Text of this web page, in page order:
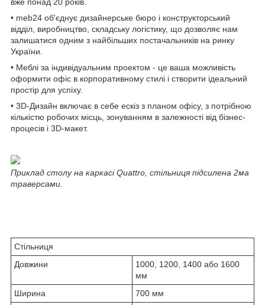
• meb24 об'єднує дизайнерське бюро і конструкторський
відділ, виробництво, складську логістику, що дозволяє нам
залишатися одним з найбільших постачальників на ринку
України.
• Меблі за індивідуальним проектом - це ваша можливість
оформити офіс в корпоративному стилі і створити ідеальний
простір для успіху.
• 3D-Дизайн включає в себе ескіз з планом офісу, з потрібною
кількістю робочих місць, зонуванням в залежності від бізнес-
процесів і 3D-макет.
Приклад столу на каркасі Quattro, стільниця підсилена 2ма
траверсами.
Стільниця
Довжини
1000, 1200, 1400 або 1600
мм
Ширина
700 мм